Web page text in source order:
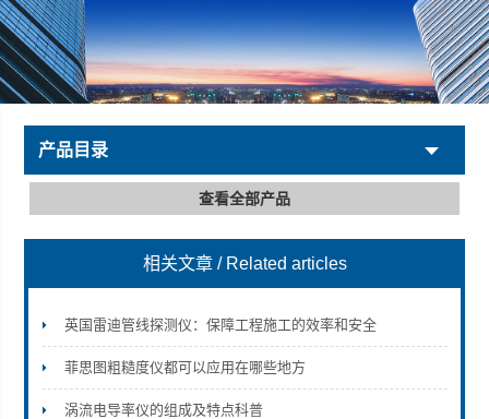
深圳市深博瑞仪器仪表有限公司
产品目录
查看全部产品
相关文章 / Related articles
英国雷迪管线探测仪：保障工程施工的效率和安全
菲思图粗糙度仪都可以应用在哪些地方
涡流电导率仪的组成及特点科普